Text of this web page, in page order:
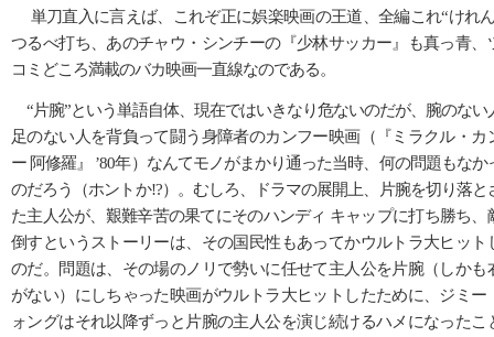
単刀直入に言えば、これぞ正に娯楽映画の王道、全編これ“けれ
つるべ打ち、あのチャウ・シンチーの『少林サッカー』も真っ青、
コミどころ満載のバカ映画一直線なのである。
“片腕”という単語自体、現在ではいきなり危ないのだが、腕のない
足のない人を背負って闘う身障者のカンフー映画（『ミラクル・カ
ー 阿修羅』 ’80年）なんてモノがまかり通った当時、何の問題もなか
のだろう（ホントか!?）。むしろ、ドラマの展開上、片腕を切り落と
た主人公が、艱難辛苦の果てにそのハンディ キャップに打ち勝ち、
倒すというストーリーは、その国民性もあってかウルトラ大ヒット
のだ。問題は、その場のノリで勢いに任せて主人公を片腕（しかも
がない）にしちゃった映画がウルトラ大ヒットしたために、ジミー
ォングはそれ以降ずっと片腕の主人公を演じ続けるハメになったこ